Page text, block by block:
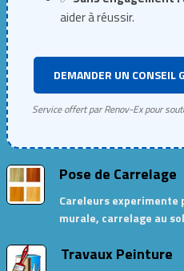
aider à réussir.
DEMANDER UN
Service offert par Renov-Ex pour
Pose de Carrelage
Careleurs experimente
murale, carrelage au
Travaux Peinture